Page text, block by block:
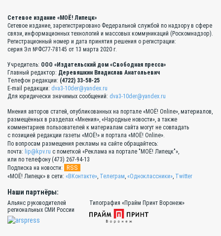
Сетевое издание «МОЁ! Липецк»
Сетевое издание, зарегистрировано Федеральной службой по надзору в сфере
связи, информационных технологий и массовых коммуникаций (Роскомнадзор).
Регистрационный номер и дата принятия решения о регистрации:
серия Эл №ФС77-78145 от 13 марта 2020 г.
Учредитель: ООО «Издательский дом «Свободная пресса»
Главный редактор: Деревяшкин Владислав Анатольевич
Телефон редакции: (4722) 33-58-25
E-mail редакции: dva3-10der@yandex.ru
Для юридически значимых сообщений: dva3-10der@yandex.ru
Мнения авторов статей, опубликованных на портале «МОЁ! Online», материалов,
размещённых в разделах «Мнения», «Народные новости», а также
комментариев пользователей к материалам сайта могут не совпадать
с позицией редакции газеты «МОЁ!» и портала «МОЁ! Online».
По вопросам размещения рекламы на сайте обращайтесь:
почта: lip@kpv.ru с пометкой «Реклама на портале "МОЁ! Липецк"»,
или по телефону (473) 267-94-13
Подписка на новости:
RSS
«МОЁ! Липецк» в сети: «ВКонтакте», Телеграм, «Одноклассники», Twitter
Наши партнёры:
Альянс руководителей
региональных СМИ России
Типография «Прайм Принт Воронеж»